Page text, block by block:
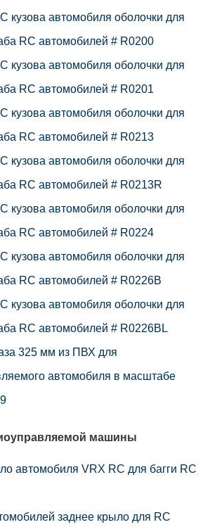
кузова автомобиля оболочки для
RC автомобилей # R0200
кузова автомобиля оболочки для
RC автомобилей # R0201
кузова автомобиля оболочки для
RC автомобилей # R0213
кузова автомобиля оболочки для
RC автомобилей # R0213R
кузова автомобиля оболочки для
RC автомобилей # R0224
кузова автомобиля оболочки для
RC автомобилей # R0226B
кузова автомобиля оболочки для
RC автомобилей # R0226BL
325 мм из ПВХ для
автомобиля в масштабе
машины
автомобиля VRX RC для багги RC
заднее крыло для RC